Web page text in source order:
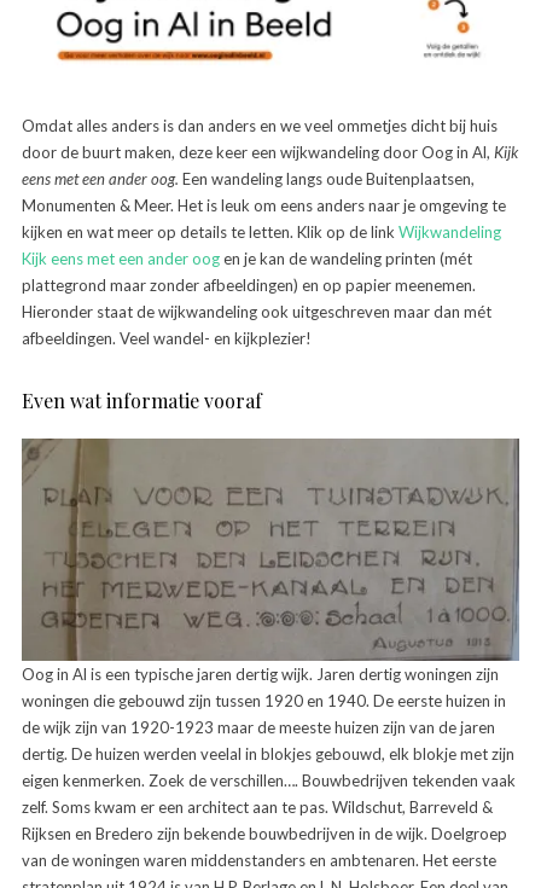
Omdat alles anders is dan anders en we veel ommetjes dicht bij huis
door de buurt maken, deze keer een wijkwandeling door Oog in Al, Kijk
eens met een ander oog. Een wandeling langs oude Buitenplaatsen,
Monumenten & Meer. Het is leuk om eens anders naar je omgeving te
kijken en wat meer op details te letten. Klik op de linkWijkwandeling
Kijk eens met een ander oogen je kan de wandeling printen (mét
plattegrond maar zonder afbeeldingen) en op papier meenemen.
Hieronder staat de wijkwandeling ook uitgeschreven maar dan mét
afbeeldingen. Veel wandel- en kijkplezier!
Even wat informatie vooraf
Oog in Al is een typische jaren dertig wijk. Jaren dertig woningen zijn
woningen die gebouwd zijn tussen 1920 en 1940. De eerste huizen in
de wijk zijn van 1920-1923 maar de meeste huizen zijn van de jaren
dertig. De huizen werden veelal in blokjes gebouwd, elk blokje met zijn
eigen kenmerken. Zoek de verschillen…. Bouwbedrijven tekenden vaak
zelf. Soms kwam er een architect aan te pas. Wildschut, Barreveld &
Rijksen en Bredero zijn bekende bouwbedrijven in de wijk. Doelgroep
van de woningen waren middenstanders en ambtenaren. Het eerste